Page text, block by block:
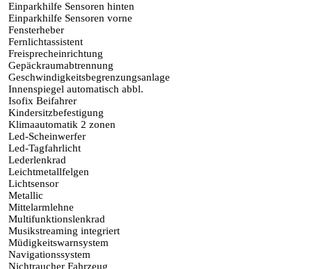
Einparkhilfe Sensoren hinten
Einparkhilfe Sensoren vorne
Fensterheber
Fernlichtassistent
Freisprecheinrichtung
Gepäckraumabtrennung
Geschwindigkeitsbegrenzungsanlage
Innenspiegel automatisch abbl.
Isofix Beifahrer
Kindersitzbefestigung
Klimaautomatik 2 zonen
Led-Scheinwerfer
Led-Tagfahrlicht
Lederlenkrad
Leichtmetallfelgen
Lichtsensor
Metallic
Mittelarmlehne
Multifunktionslenkrad
Musikstreaming integriert
Müdigkeitswarnsystem
Navigationssystem
Nichtraucher Fahrzeug